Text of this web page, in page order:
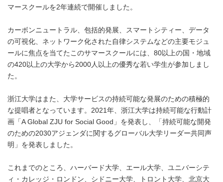
マースクールを2年連続で開催しました。
カーボンニュートラル、包括的発展、スマートシティー、データ
の可視化、ネットワーク化された自律システムなどの主要モジュ
ールに焦点を当てたこのサマースクールには、80以上の国・地域
の420以上の大学から2000人以上の優秀な若い学生が参加しまし
た。
浙江大学はまた、大学サービスの持続可能な発展のための積極的
な提唱者となっています。2021年、浙江大学は持続可能な行動計
画「A Global ZJU for Social Good」を発表し、「持続可能な開発
のための2030アジェンダに関するグローバル大学リーダー共同声
明」を発表しました。
これまでのところ、ハーバード大学、エール大学、ユニバーシテ
ィ・カレッジ・ロンドン、シドニー大学、トロント大学、北京大